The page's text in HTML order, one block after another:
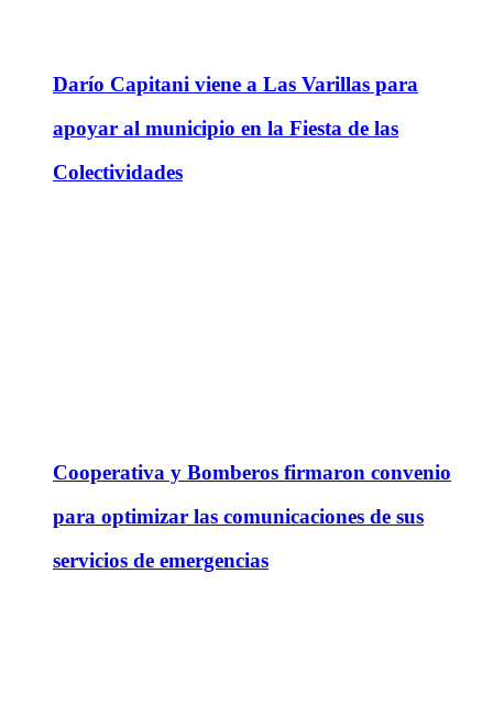
Darío Capitani viene a Las Varillas para
apoyar al municipio en la Fiesta de las
Colectividades
Cooperativa y Bomberos firmaron convenio
para optimizar las comunicaciones de sus
servicios de emergencias